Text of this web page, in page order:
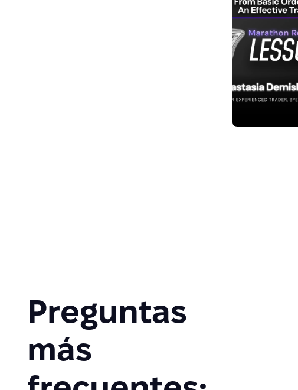
Preguntas
más